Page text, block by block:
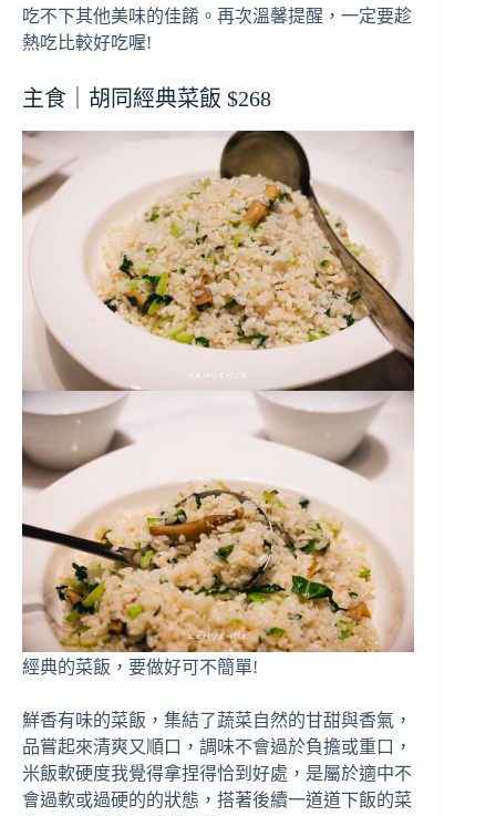
吃不下其他美味的佳餚。再次溫馨提醒，一定要趁
熱吃比較好吃喔!
主食｜胡同經典菜飯 $268
經典的菜飯，要做好可不簡單!
鮮香有味的菜飯，集結了蔬菜自然的甘甜與香氣，
品嘗起來清爽又順口，調味不會過於負擔或重口，
米飯軟硬度我覺得拿捏得恰到好處，是屬於適中不
會過軟或過硬的的狀態，搭著後續一道道下飯的菜